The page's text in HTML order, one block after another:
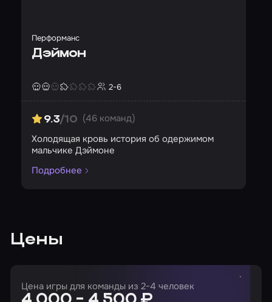
Перформанс
Дэймон
2-6
9.3/10 (46 команд)
Холодящая кровь история об одержимом
мальчике Дэймоне
Подробнее
Цены
Цена игры для команды из 2-4 человек